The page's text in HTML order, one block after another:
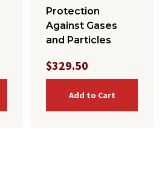
Protection
Against Gases
and Particles
$329.50
Add to Cart